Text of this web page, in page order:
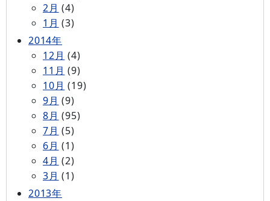
2月 (4)
1月 (3)
2014年
12月 (4)
11月 (9)
10月 (19)
9月 (9)
8月 (95)
7月 (5)
6月 (1)
4月 (2)
3月 (1)
2013年